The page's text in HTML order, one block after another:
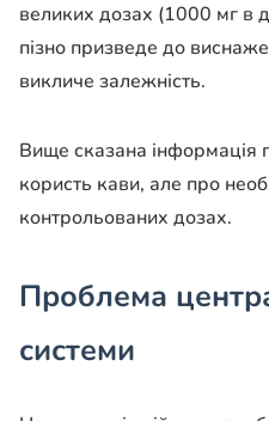
великих дозах (1000 мг в
пізно призведе до
викличе залежність.
Вище сказана інформація
користь кави, але про
контрольованих дозах.
Проблема
системи